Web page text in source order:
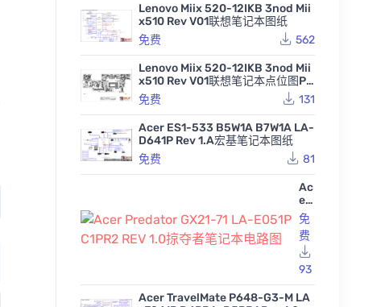
Lenovo Miix 520-12IKB 3nod Mii
x510 Rev V01联想笔记本图纸
免费
562
Lenovo Miix 520-12IKB 3nod Mii
x510 Rev V01联想笔记本点位图PD
F
免费 131
Acer ES1-533 B5W1A B7W1A LA-
D641P Rev 1.A宏基笔记本图纸
免费
81
Ac
er
Pr
ed
at
or
GX
21
-7
1 L
免
费
93
Acer TravelMate P648-G3-M LA